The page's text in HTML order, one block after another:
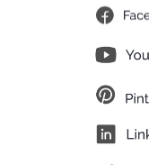
fb
You Tube
pt
lk